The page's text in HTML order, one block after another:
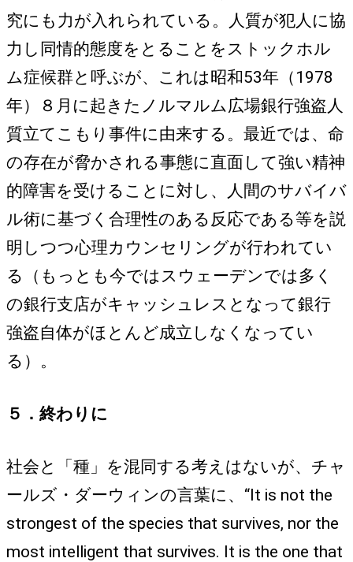
究にも力が入れられている。人質が犯人に協
力し同情的態度をとることをストックホル
ム症候群と呼ぶが、これは昭和53年（1978
年）８月に起きたノルマルム広場銀行強盗人
質立てこもり事件に由来する。最近では、命
の存在が脅かされる事態に直面して強い精神
的障害を受けることに対し、人間のサバイバ
ル術に基づく合理性のある反応である等を説
明しつつ心理カウンセリングが行われてい
る（もっとも今ではスウェーデンでは多く
の銀行支店がキャッシュレスとなって銀行
強盗自体がほとんど成立しなくなってい
る）。
５．終わりに
社会と「種」を混同する考えはないが、チャ
ールズ・ダーウィンの言葉に、“It is not the
strongest of the species that survives, nor the
most intelligent that survives. It is the one that